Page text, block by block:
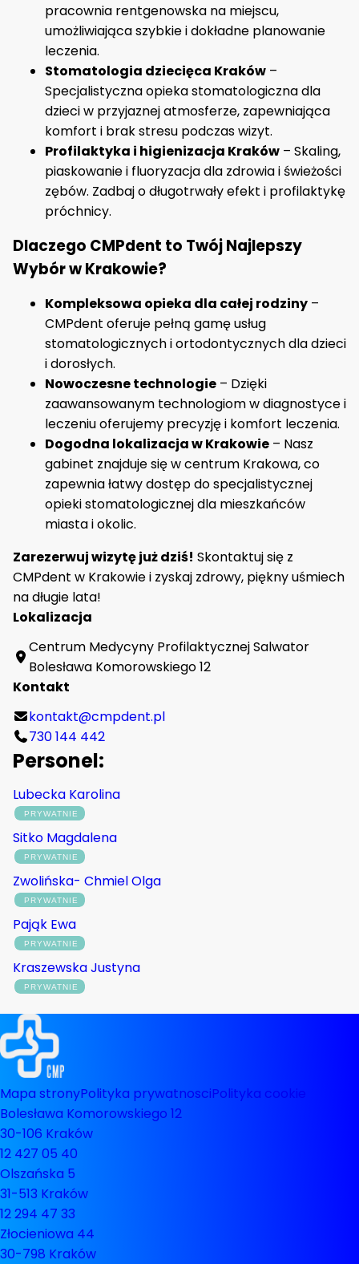
pracownia rentgenowska na miejscu,
umożliwiająca szybkie i dokładne planowanie
leczenia.
Stomatologia dziecięca Kraków –
Specjalistyczna opieka stomatologiczna dla
dzieci w przyjaznej atmosferze, zapewniająca
komfort i brak stresu podczas wizyt.
Profilaktyka i higienizacja Kraków – Skaling,
piaskowanie i fluoryzacja dla zdrowia i świeżości
zębów. Zadbaj o długotrwały efekt i profilaktykę
próchnicy.
Dlaczego CMPdent to Twój Najlepszy
Wybór w Krakowie?
Kompleksowa opieka dla całej rodziny –
CMPdent oferuje pełną gamę usług
stomatologicznych i ortodontycznych dla dzieci
i dorosłych.
Nowoczesne technologie – Dzięki
zaawansowanym technologiom w diagnostyce i
leczeniu oferujemy precyzję i komfort leczenia.
Dogodna lokalizacja w Krakowie – Nasz
gabinet znajduje się w centrum Krakowa, co
zapewnia łatwy dostęp do specjalistycznej
opieki stomatologicznej dla mieszkańców
miasta i okolic.
Zarezerwuj wizytę już dziś! Skontaktuj się z
CMPdent w Krakowie i zyskaj zdrowy, piękny uśmiech
na długie lata!
Lokalizacja
Centrum Medycyny Profilaktycznej Salwator
Bolesława Komorowskiego 12
Kontakt
kontakt@cmpdent.pl
730 144 442
Personel:
Lubecka Karolina
Sitko Magdalena
Zwolińska- Chmiel Olga
Pająk Ewa
Kraszewska Justyna
Mapa stronyPolityka prywatnosciPolityka cookie
Bolesława Komorowskiego 12
30-106 Kraków
12 427 05 40
Olszańska 5
31-513 Kraków
12 294 47 33
Złocieniowa 44
30-798 Kraków